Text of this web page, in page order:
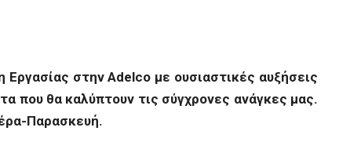
Εργασίας στηνAdelco με ουσιαστικές αυξήσεις
που θα καλύπτουν τις σύγχρονες ανάγκες μας.
Παρασκευή.